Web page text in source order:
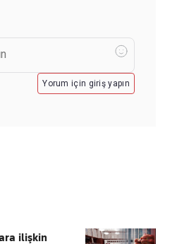
Yorum için giriş yapın
ilişkin